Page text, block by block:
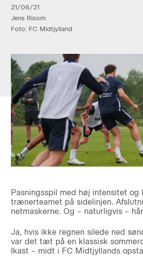
21/06/21
Jens Risom
Foto: FC Midtjylland
Pasningsspil med høj intensitet og
trænerteamet på sidelinjen.
netmaskerne. Og – naturligvis –
Ja, hvis ikke regnen silede ned
var det tæt på en klassisk
Ikast – midt i FC Midtjyllands